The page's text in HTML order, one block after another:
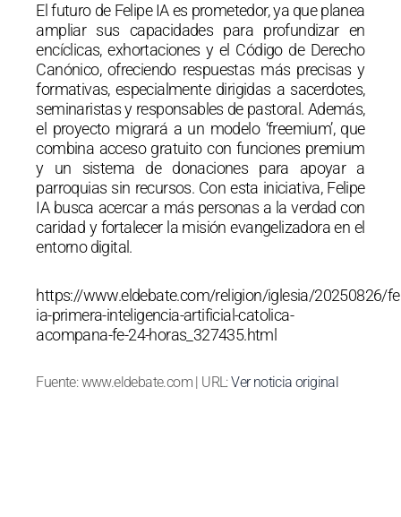
El futuro de Felipe IA es prometedor, ya que planea
ampliar sus capacidades para profundizar en
encíclicas, exhortaciones y el Código de Derecho
Canónico, ofreciendo respuestas más precisas y
formativas, especialmente dirigidas a sacerdotes,
seminaristas y responsables de pastoral. Además,
el proyecto migrará a un modelo ‘freemium’, que
combina acceso gratuito con funciones premium
y un sistema de donaciones para apoyar a
parroquias sin recursos. Con esta iniciativa, Felipe
IA busca acercar a más personas a la verdad con
caridad y fortalecer la misión evangelizadora en el
entorno digital.
https://www.eldebate.com/religion/iglesia/20250826/
ia-primera-inteligencia-artificial-catolica-
acompana-fe-24-horas_327435.html
Fuente: www.eldebate.com | URL:Ver noticia original